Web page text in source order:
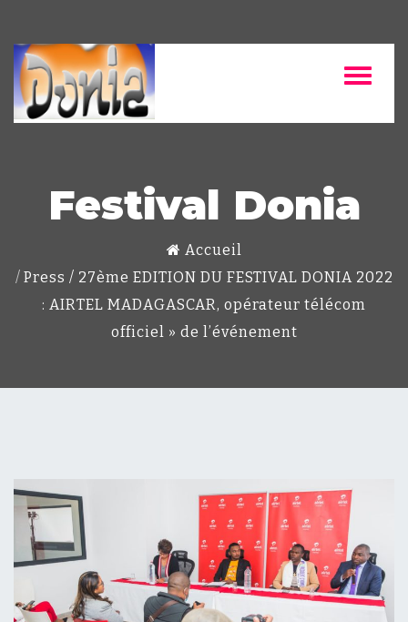
Festival Donia
Accueil
Press / 27ème EDITION DU FESTIVAL DONIA 2022
: AIRTEL MADAGASCAR, opérateur télécom
officiel » de l’événement